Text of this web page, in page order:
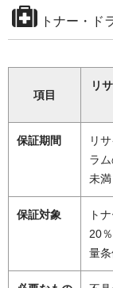
トナー・ド
項目
リ
保証期間
リ
ラ
未満
保証対象
ト
20
量